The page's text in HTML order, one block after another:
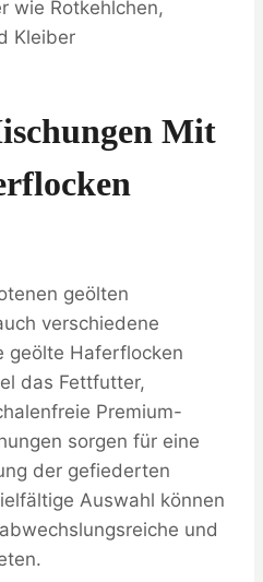
wie Rotkehlchen,
Kleiber
Mit
geölten
verschiedene
geölte Haferflocken
das Fettfutter,
Premium-
sorgen für eine
der gefiederten
Auswahl können
und